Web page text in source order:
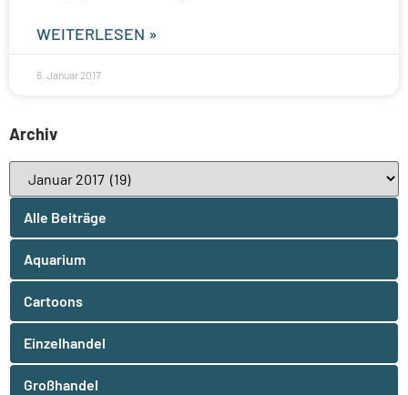
WEITERLESEN »
6. Januar 2017
Archiv
Alle Beiträge
Aquarium
Cartoons
Einzelhandel
Großhandel